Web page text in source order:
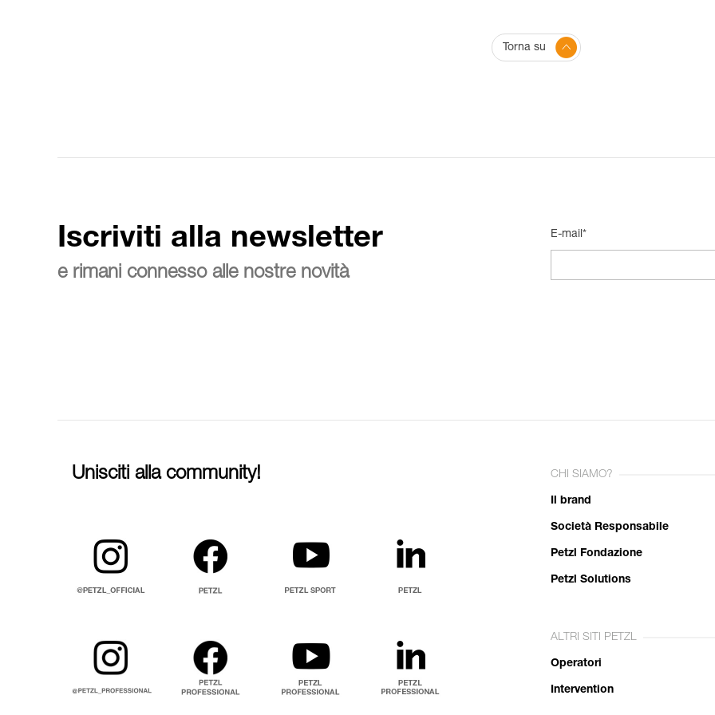
Torna su
Iscriviti alla newsletter
e rimani connesso alle nostre novità
E-mail*
Unisciti alla community! CHI SIAMO?
Il brand
Società Responsabile
Petzl Fondazione
Petzl Solutions
ALTRI SITI PETZL
Operatori
Intervention